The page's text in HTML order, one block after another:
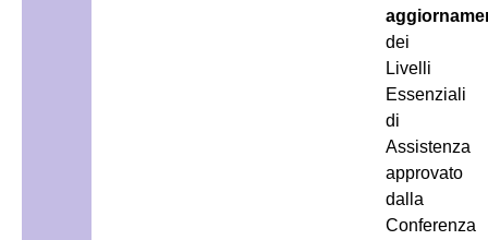
dei
Livelli
Essenziali
di
Assistenza
approvato
dalla
Conferenza